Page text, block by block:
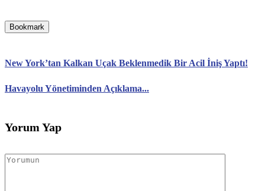
Bookmark
New York’tan Kalkan Uçak Beklenmedik Bir Acil İniş Yaptı!
Havayolu Yönetiminden Açıklama...
Yorum Yap